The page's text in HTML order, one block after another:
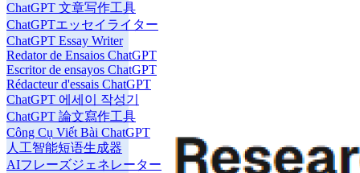
ChatGPT 文章写作工具
ChatGPTエッセイライター
ChatGPT Essay Writer
Redator de Ensaios ChatGPT
Escritor de ensayos ChatGPT
Rédacteur d'essais ChatGPT
ChatGPT 에세이 작성기
ChatGPT 論文寫作工具
Công Cụ Viết Bài ChatGPT
人工智能短语生成器
AIフレーズジェネレーター